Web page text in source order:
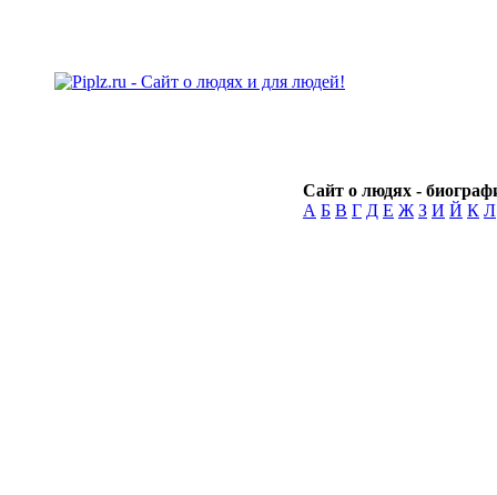
Сайт о людях -
А Б В Г Д Е Ж З И Й К Л